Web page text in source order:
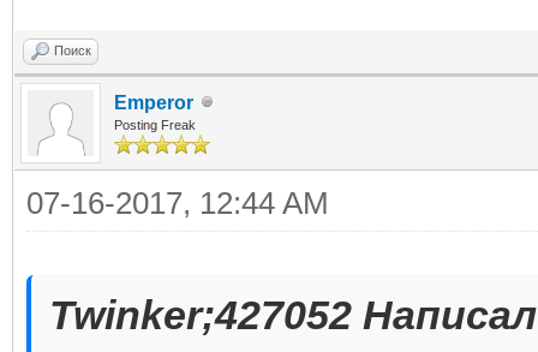
Поиск
Emperor
Posting Freak
07-16-2017, 12:44 AM
Twinker;427052